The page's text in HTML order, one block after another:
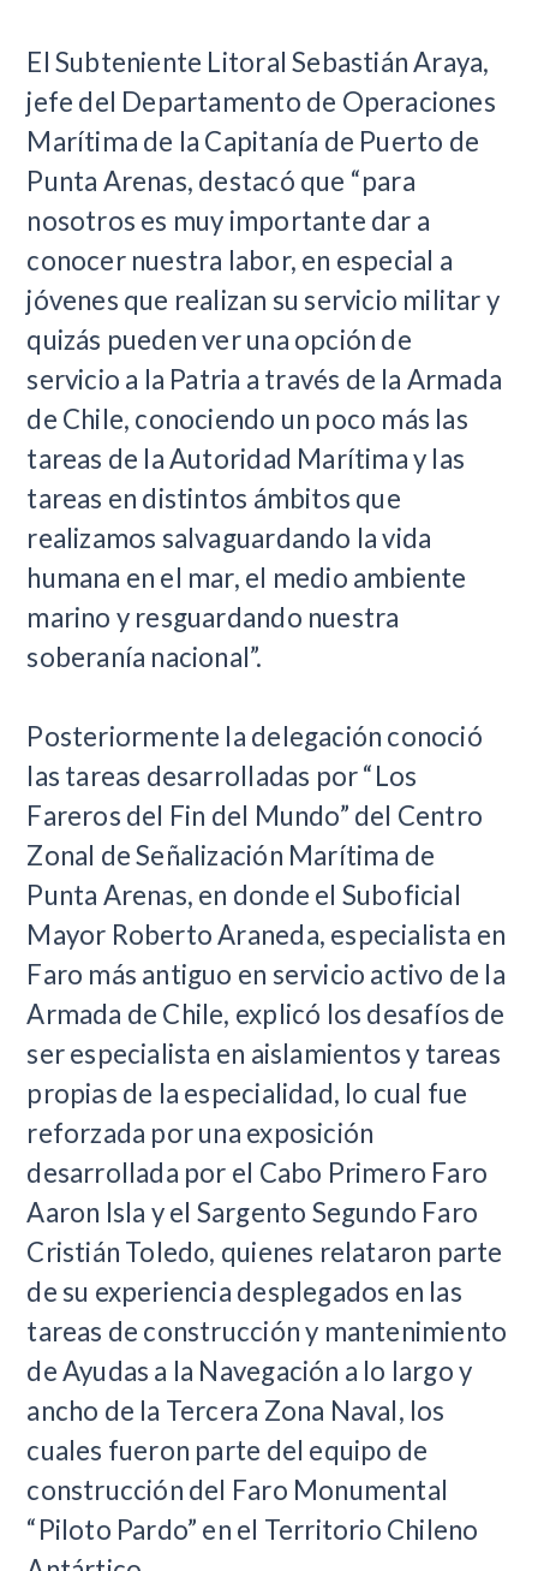
El Subteniente Litoral Sebastián Araya,
jefe del Departamento de Operaciones
Marítima de la Capitanía de Puerto de
Punta Arenas, destacó que “para
nosotros es muy importante dar a
conocer nuestra labor, en especial a
jóvenes que realizan su servicio militar y
quizás pueden ver una opción de
servicio a la Patria a través de la Armada
de Chile, conociendo un poco más las
tareas de la Autoridad Marítima y las
tareas en distintos ámbitos que
realizamos salvaguardando la vida
humana en el mar, el medio ambiente
marino y resguardando nuestra
soberanía nacional”.
Posteriormente la delegación conoció
las tareas desarrolladas por “Los
Fareros del Fin del Mundo” del Centro
Zonal de Señalización Marítima de
Punta Arenas, en donde el Suboficial
Mayor Roberto Araneda, especialista en
Faro más antiguo en servicio activo de la
Armada de Chile, explicó los desafíos de
ser especialista en aislamientos y tareas
propias de la especialidad, lo cual fue
reforzada por una exposición
desarrollada por el Cabo Primero Faro
Aaron Isla y el Sargento Segundo Faro
Cristián Toledo, quienes relataron parte
de su experiencia desplegados en las
tareas de construcción y mantenimiento
de Ayudas a la Navegación a lo largo y
ancho de la Tercera Zona Naval, los
cuales fueron parte del equipo de
construcción del Faro Monumental
“Piloto Pardo” en el Territorio Chileno